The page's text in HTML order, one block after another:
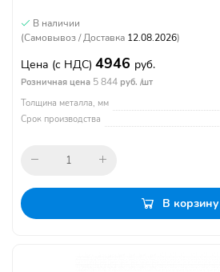
В наличии
(Самовывоз / Доставка 12.08.2026)
Цена (с НДС) 4946 руб.
Розничная цена 5 844 руб. /шт
Толщина металла, мм
Срок производства
В корзину